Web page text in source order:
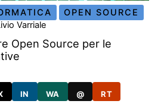
OPEN SOURCE
Varriale
Open Source per le
IN WA @ RT